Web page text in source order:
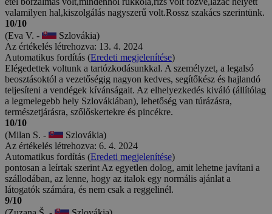
valamilyen hal,kiszolgálás nagyszerű volt.Rossz szakács szerintünk.
10/10
(Eva V. -
Szlovákia)
Az értékelés létrehozva: 13. 4. 2024
Automatikus fordítás (Eredeti megjelenítése)
Elégedettek voltunk a tartózkodásunkkal. A személyzet, a legalsó
beosztásoktól a vezetőségig nagyon kedves, segítőkész és hajlandó
teljesíteni a vendégek kívánságait. Az elhelyezkedés kiváló (állítólag
a legmelegebb hely Szlovákiában), lehetőség van túrázásra,
természetjárásra, szőlőskertekre és pincékre.
10/10
(Milan S. -
Szlovákia)
Az értékelés létrehozva: 6. 4. 2024
Automatikus fordítás (Eredeti megjelenítése)
pontosan a leírtak szerint Az egyetlen dolog, amit lehetne javítani a
szállodában, az lenne, hogy az italok egy normális ajánlat a
látogatók számára, és nem csak a reggelinél.
9/10